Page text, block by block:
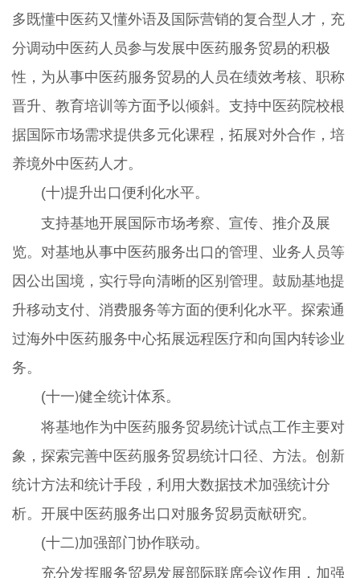
多既懂中医药又懂外语及国际营销的复合型人才，充
分调动中医药人员参与发展中医药服务贸易的积极
性，为从事中医药服务贸易的人员在绩效考核、职称
晋升、教育培训等方面予以倾斜。支持中医药院校根
据国际市场需求提供多元化课程，拓展对外合作，培
养境外中医药人才。
(十)提升出口便利化水平。
支持基地开展国际市场考察、宣传、推介及展
览。对基地从事中医药服务出口的管理、业务人员等
因公出国境，实行导向清晰的区别管理。鼓励基地提
升移动支付、消费服务等方面的便利化水平。探索通
过海外中医药服务中心拓展远程医疗和向国内转诊业
务。
(十一)健全统计体系。
将基地作为中医药服务贸易统计试点工作主要对
象，探索完善中医药服务贸易统计口径、方法。创新
统计方法和统计手段，利用大数据技术加强统计分
析。开展中医药服务出口对服务贸易贡献研究。
(十二)加强部门协作联动。
充分发挥服务贸易发展部际联席会议作用，加强